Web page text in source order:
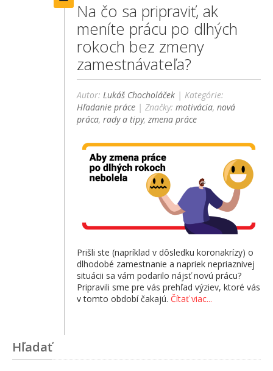
Na čo sa pripraviť, ak
meníte prácu po dlhých
rokoch bez zmeny
zamestnávateľa?
Autor:Lukáš Chocholáček | Kategórie:
Hľadanie práce | Značky:motivácia,nová
práca,rady a tipy,zmena práce
Prišli ste (napríklad v dôsledku koronakrízy) o
dlhodobé zamestnanie a napriek nepriaznivej
situácii sa vám podarilo nájsť novú prácu?
Pripravili sme pre vás prehľad výziev, ktoré vás
v tomto období čakajú. Čítať viac...
Hľadať